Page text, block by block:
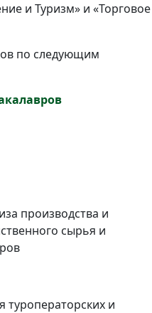
и Туризм» и «Торговое
по следующим
производства и
сырья и
туроператорских и